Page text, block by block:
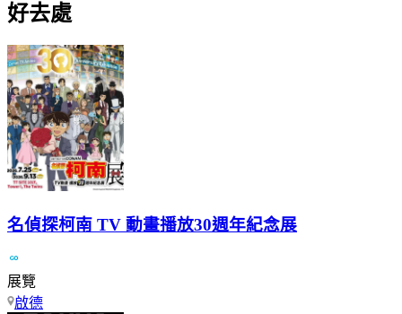
好去處
名偵探柯南 TV 動畫播放30週年紀念展
展覽
啟德